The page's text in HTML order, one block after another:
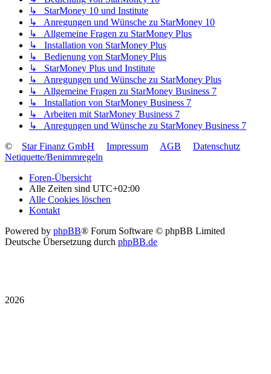
↳ StarMoney 10 und Institute
↳ Anregungen und Wünsche zu StarMoney 10
↳ Allgemeine Fragen zu StarMoney Plus
↳ Installation von StarMoney Plus
↳ Bedienung von StarMoney Plus
↳ StarMoney Plus und Institute
↳ Anregungen und Wünsche zu StarMoney Plus
↳ Allgemeine Fragen zu StarMoney Business 7
↳ Installation von StarMoney Business 7
↳ Arbeiten mit StarMoney Business 7
↳ Anregungen und Wünsche zu StarMoney Business 7
©
Star Finanz GmbH Impressum AGB
Datenschutz
Netiquette/Benimmregeln
Foren-Übersicht
Alle Zeiten sind UTC+02:00
Alle Cookies löschen
Kontakt
Powered by phpBB® Forum Software © phpBB Limited
Deutsche Übersetzung durch phpBB.de
2026